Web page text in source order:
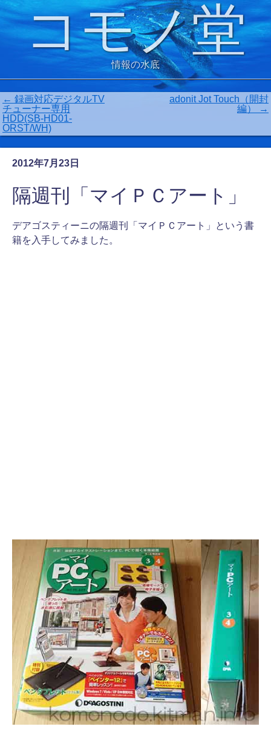
コモノ堂
情報の水底
← 録画対応デジタルTV
チューナー専用
HDD(SB-HD01-
ORST/WH)
adonit Jot Touch（開封
編）
→
2012年7月23日
隔週刊「マイＰＣアート」
デアゴスティーニの隔週刊「マイＰＣアート」という書
籍を入手してみました。